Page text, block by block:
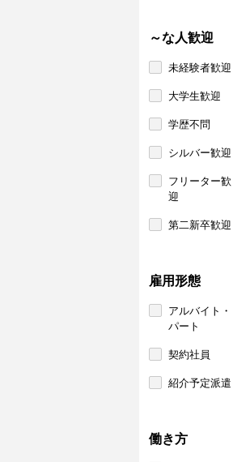
～な人歓迎
未経験者歓迎
大学生歓迎
学歴不問
シルバー歓迎
フリーター歓
迎
第二新卒歓迎
雇用形態
アルバイト・
パート
契約社員
紹介予定派遣
働き方